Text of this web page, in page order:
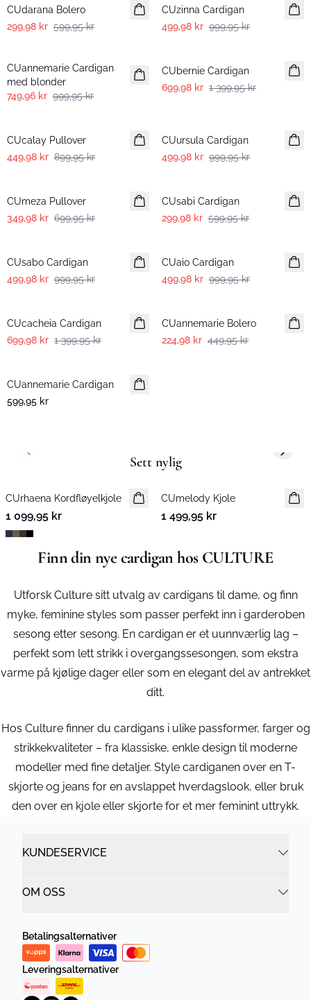
CUdarana Bolero
299,98 kr 599,95 kr
CUzinna Cardigan
499,98 kr 999,95 kr
CUannemarie Cardigan
med blonder
749,96 kr 999,95 kr
CUbernie Cardigan
699,98 kr 1 399,95 kr
CUcalay Pullover
449,98 kr 899,95 kr
CUursula Cardigan
499,98 kr 999,95 kr
CUmeza Pullover
349,98 kr 699,95 kr
CUsabi Cardigan
299,98 kr 599,95 kr
CUsabo Cardigan
499,98 kr 999,95 kr
CUaio Cardigan
499,98 kr 999,95 kr
CUcacheia Cardigan
699,98 kr 1 399,95 kr
CUannemarie Bolero
224,98 kr 449,95 kr
CUannemarie Cardigan
599,95 kr
Sett nylig
Nyhet
CUrhaena Kordfløyelkjole
1 099,95 kr
Nyhet
CUmelody Kjole
1 499,95 kr
Previous slide Next
Finn din nye cardigan hos CULTURE
Utforsk Culture sitt utvalg av cardigans til dame, og finn
myke, feminine styles som passer perfekt inn i garderoben
sesong etter sesong. En cardigan er et uunnværlig lag –
perfekt som lett strikk i overgangssesongen, som ekstra
varme på kjølige dager eller som en elegant del av antrekket
ditt.
Hos Culture finner du cardigans i ulike passformer, farger og
strikkekvaliteter – fra klassiske, enkle design til moderne
modeller med fine detaljer. Style cardiganen over en T-
skjorte og jeans for en avslappet hverdagslook, eller bruk
den over en kjole eller skjorte for et mer feminint uttrykk.
KUNDESERVICE
OM OSS
Betalingsalternativer
Leveringsalternativer